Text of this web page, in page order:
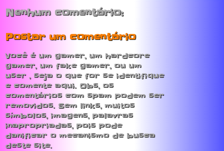
Nenhum comentário:
Postar um comentário
Você é um gamer, um hardcore
gamer, um fake gamer, ou um
user , seja o que for se identifique
e comente aqui. Obs, os
comentários com spam podem ser
removidos. Sem links, muitos
símbolos, imagens, palavras
inapropriadas, pois pode
danificar o mecanismo de busca
deste site.